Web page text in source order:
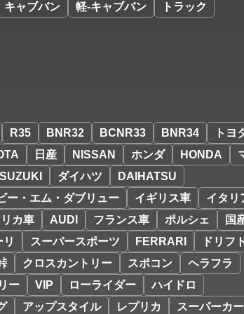
キャブバン 軽-キャブバン
トラック
R35 BNR32 BCNR33 BNR34
トヨ
日産 NISSAN ホンダ HONDA
SUZUKI ダイハツ
DAIHATSU
ー・エム・ダブリュー イギリス車
イタリ
カ車 AUDI フランス車 ポルシェ
国
リ スーパースポーツ FERRARI
ドリフ
クロスカントリー スポコン
ヘラフラ
ー VIP ローライダー
ハイドロ
アップスタイル レプリカ
スーパーカー